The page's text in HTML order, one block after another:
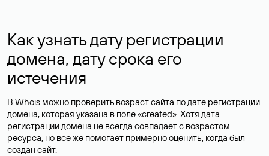
Как узнать дату регистрации
домена, дату срока его
истечения
В Whois можно проверить возраст сайта по дате регистрации
домена, которая указана в поле «created». Хотя дата
регистрации домена не всегда совпадает с возрастом
ресурса, но все же помогает примерно оценить, когда был
создан сайт.